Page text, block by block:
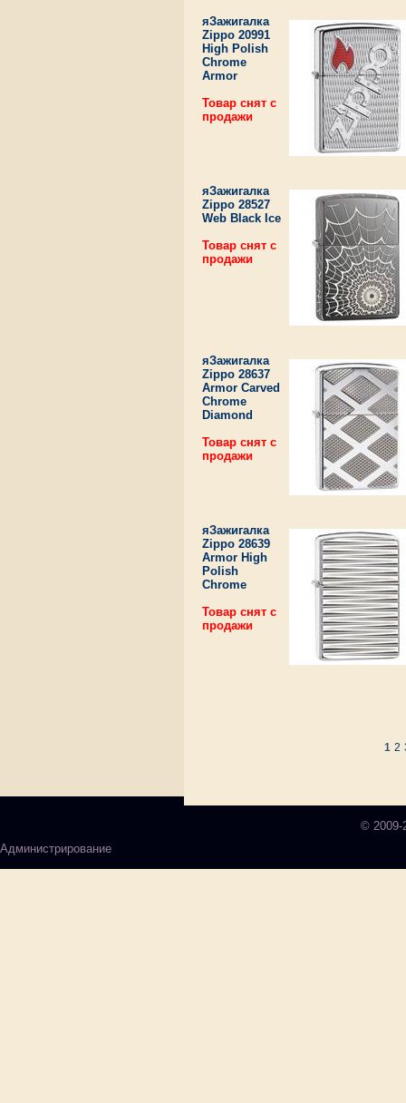
яЗажигалка
Zippo 20991
High Polish
Chrome
Armor
Товар снят с
продажи
яЗажигалка
Zippo 28527
Web Black Ice
Товар снят с
продажи
яЗажигалка
Zippo 28637
Armor Carved
Chrome
Diamond
Товар снят с
продажи
яЗажигалка
Zippo 28639
Armor High
Polish
Chrome
Товар снят с
продажи
1 2
© 2009-
Администрирование